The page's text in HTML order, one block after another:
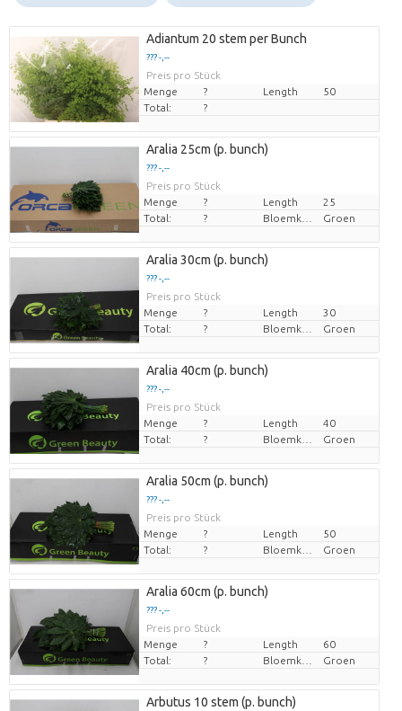
Adiantum 20 stem per Bunch
??? -,--
Preis pro Stück
Menge
? Length
50
Total:
?
Aralia 25cm (p. bunch)
??? -,--
Preis pro Stück
Menge
? Length
25
Total:
? Groen
Aralia 30cm (p. bunch)
??? -,--
Preis pro Stück
Menge
? Length
30
Total:
? Groen
Aralia 40cm (p. bunch)
??? -,--
Preis pro Stück
Menge
? Length
40
Total:
? Groen
Aralia 50cm (p. bunch)
??? -,--
Preis pro Stück
Menge
? Length
50
Total:
? Groen
Aralia 60cm (p. bunch)
??? -,--
Preis pro Stück
Menge
? Length
60
Total:
? Groen
Arbutus 10 stem (p. bunch)